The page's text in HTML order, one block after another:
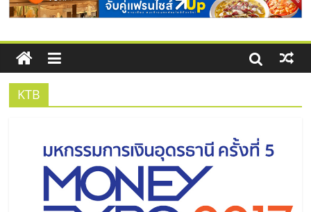
ข้อมูล
ธุรกิจ
SME
แห่ง
ประเทศไทย,
KTB